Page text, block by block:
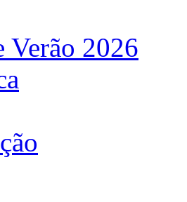
Verão 2026